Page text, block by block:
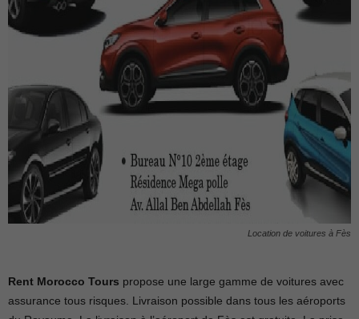
Location de voitures à Fès
Rent Morocco Tours propose une large gamme de voitures avec
assurance tous risques. Livraison possible dans tous les aéroports